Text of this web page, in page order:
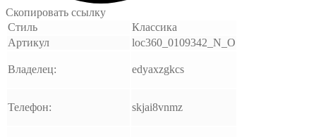
Скопировать ссылку
Стиль
Классика
Артикул
loc360_0109342_N_O
Владелец: edyaxzgkcs
Телефон: skjai8vnmz